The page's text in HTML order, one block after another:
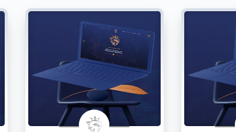
یک سایت
به شما کمک
دهید،
نهایت،
چشمگیری
نوپا گرفته تا برندهای بزرگ و شناخته‌شده،